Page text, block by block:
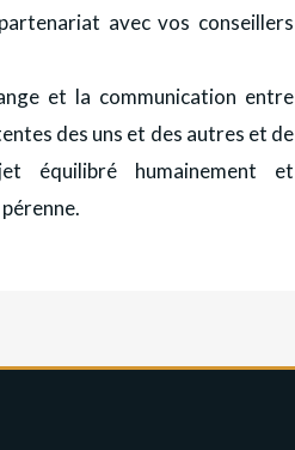
avec vos conseillers
et la communication entre
des uns et des autres et de
équilibré humainement et